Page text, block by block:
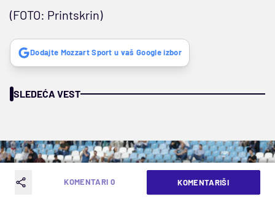
(FOTO: Printskrin)
Dodajte Mozzart Sport u vaš Google izbor
SLEDEĆA VEST
KOMENTARI 0 KOMENTARIŠI